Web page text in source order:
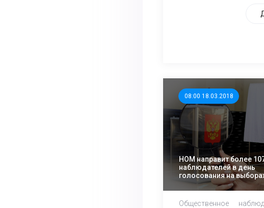
08:00 18.03.2018
НОМ направит более
наблюдателей в день
голосования на
президента России
Общественное